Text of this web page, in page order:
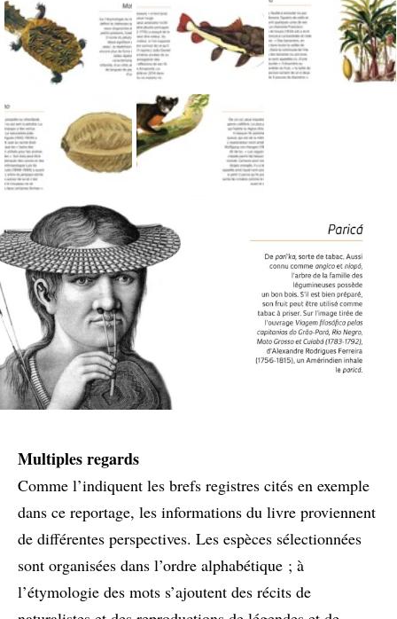
Multiples regards
Comme l’indiquent les brefs registres cités en exemple
dans ce reportage, les informations du livre proviennent
de différentes perspectives. Les espèces sélectionnées
sont organisées dans l’ordre alphabétique ; à
l’étymologie des mots s’ajoutent des récits de